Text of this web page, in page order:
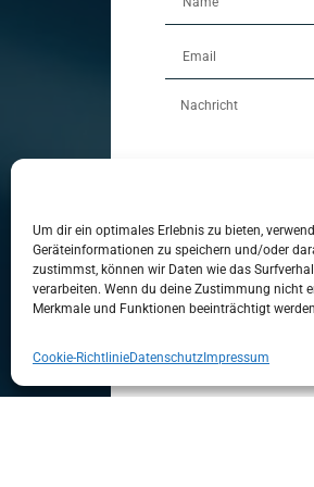
Um dir ein optimales Erlebnis zu bieten,
Geräteinformationen zu speichern und/oder
zustimmst, können wir Daten wie das
verarbeiten. Wenn du deine Zustimmung nicht
Merkmale und Funktionen beeinträchtigt
Cookie-RichtlinieDatenschutz Impressum